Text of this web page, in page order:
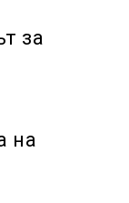
за
на